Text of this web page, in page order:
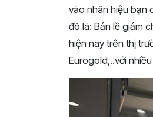
vào nhãn hiệu bạn
đó là: Bản lề giảm
hiện nay trên thị
Eurogold,..với